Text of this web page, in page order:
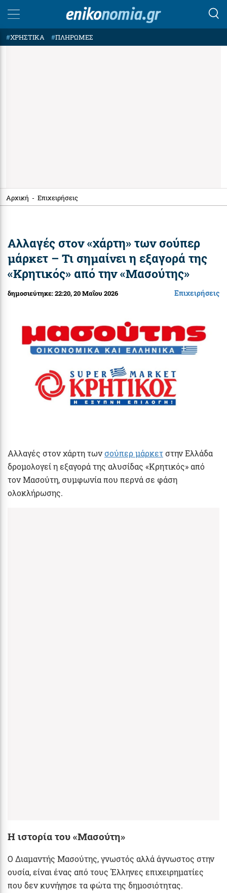
#ΧΡΗΣΤΙΚΑ #ΠΛΗΡΩΜΕΣ
Αρχική - Επιχειρήσεις
Αλλαγές στον «χάρτη» των σούπερ
μάρκετ – Τι σημαίνει η εξαγορά της
«Κρητικός» από την «Μασούτης»
δημοσιεύτηκε:22:20, 20 Μαΐου 2026 Επιχειρήσεις
Αλλαγές στον χάρτη τωνσούπερ μάρκετστην Ελλάδα
δρομολογεί η εξαγορά της αλυσίδας «Κρητικός» από
τον Μασούτη, συμφωνία που περνά σε φάση
ολοκλήρωσης.
Η ιστορία του «Μασούτη»
Ο Διαμαντής Μασούτης, γνωστός αλλά άγνωστος στην
ουσία, είναι ένας από τους Έλληνες επιχειρηματίες
που δεν κυνήγησε τα φώτα της δημοσιότητας.